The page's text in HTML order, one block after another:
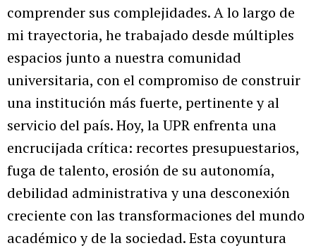
comprender sus complejidades. A lo largo de
mi trayectoria, he trabajado desde múltiples
espacios junto a nuestra comunidad
universitaria, con el compromiso de construir
una institución más fuerte, pertinente y al
servicio del país. Hoy, la UPR enfrenta una
encrucijada crítica: recortes presupuestarios,
fuga de talento, erosión de su autonomía,
debilidad administrativa y una desconexión
creciente con las transformaciones del mundo
académico y de la sociedad. Esta coyuntura